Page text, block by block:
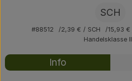
SCH
#88512 2,39 € / SCH 15,93 €
Handelsklasse II
Rezepte
Info